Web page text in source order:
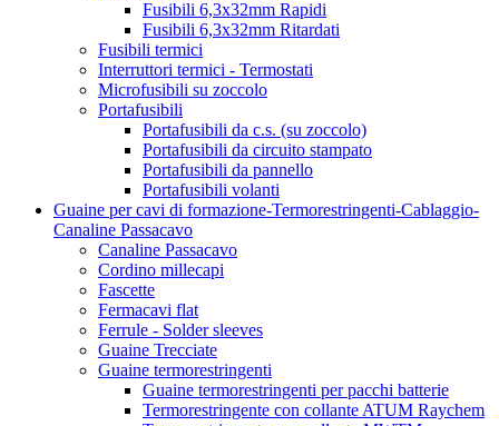
Fusibili 6,3x32mm Rapidi
Fusibili 6,3x32mm Ritardati
Fusibili termici
Interruttori termici - Termostati
Microfusibili su zoccolo
Portafusibili
Portafusibili da c.s. (su zoccolo)
Portafusibili da circuito stampato
Portafusibili da pannello
Portafusibili volanti
Guaine per cavi di formazione-Termorestringenti-Cablaggio-
Canaline Passacavo
Canaline Passacavo
Cordino millecapi
Fascette
Fermacavi flat
Ferrule - Solder sleeves
Guaine Trecciate
Guaine termorestringenti
Guaine termorestringenti per pacchi batterie
Termorestringente con collante ATUM Raychem